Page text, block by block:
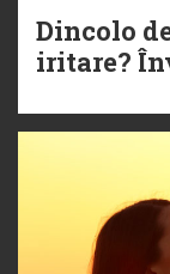
Dincolo
iritare?